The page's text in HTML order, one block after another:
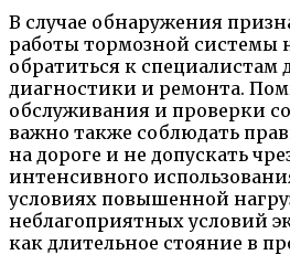
В случае обнаружения
работы тормозной системы
обратиться к специалистам
диагностики и ремонта.
обслуживания и проверки
важно также соблюдать
на дороге и не допускать
интенсивного
условиях повышенной
неблагоприятных условий
как длительное стояние в